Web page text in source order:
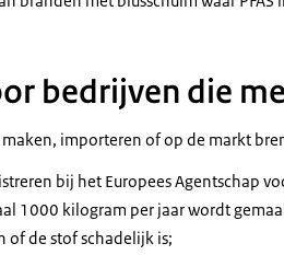
bedrijven die
maken, importeren of op de markt
bij het Europees Agentschap
1000 kilogram per jaar wordt
of de stof schadelijk is;